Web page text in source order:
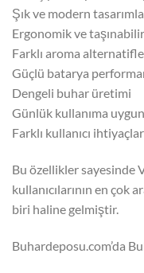
Şık ve modern
Ergonomik ve taşınabilir
Farklı aroma
Güçlü batarya
Dengeli buhar üretimi
Günlük kullanıma
Farklı kullanıcı
Bu özellikler sayesinde
kullanıcılarının en çok
biri haline gelmiştir.
Buhardeposu.com’da